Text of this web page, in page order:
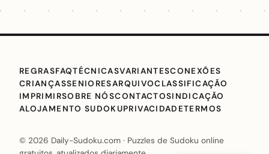
REGRASFAQTÉCNICASVARIANTESCONEXÕES
CRIANÇASSENIORESARQUIVOCLASSIFICAÇÃO
IMPRIMIRSOBRE NÓSCONTACTOSINDICAÇÃO
ALOJAMENTO SUDOKUPRIVACIDADETERMOS
© 2026 Daily-Sudoku.com · Puzzles de Sudoku online